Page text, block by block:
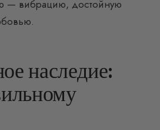
— вибрацию, достойную
наследие: